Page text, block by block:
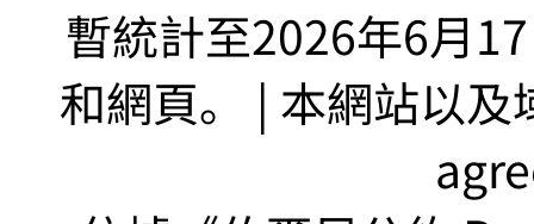
暫統計至2026年6月
和網頁。 | 本網站以